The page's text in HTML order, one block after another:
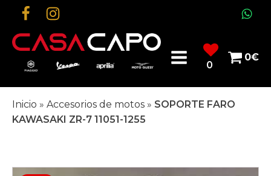
0
0€
Inicio » Accesorios de motos » SOPORTE FARO
KAWASAKI ZR-7 11051-1255